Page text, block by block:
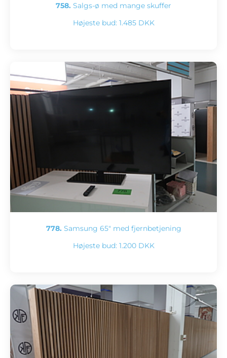
758. Salgs-ø med mange skuffer
Højeste bud: 1.485 DKK
778. Samsung 65" med fjernbetjening
Højeste bud: 1.200 DKK